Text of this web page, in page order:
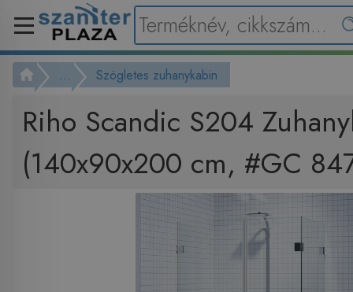
... Szögletes zuhanykabin
Riho Scandic S204
(140x90x200 cm, #GC